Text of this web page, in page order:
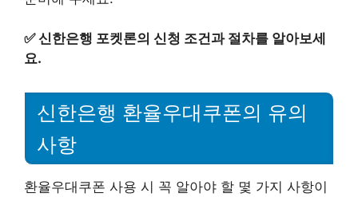
✅신한은행 포켓론의 신청 조건과 절차를 알아보세
요.
신한은행 환율우대쿠폰의 유의
사항
환율우대쿠폰 사용 시 꼭 알아야 할 몇 가지 사항이